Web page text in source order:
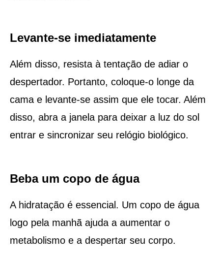
Levante-se imediatamente
Além disso, resista à tentação de adiar o
despertador. Portanto, coloque-o longe da
cama e levante-se assim que ele tocar. Além
disso, abra a janela para deixar a luz do sol
entrar e sincronizar seu relógio biológico.
Beba um copo de água
A hidratação é essencial. Um copo de água
logo pela manhã ajuda a aumentar o
metabolismo e a despertar seu corpo.